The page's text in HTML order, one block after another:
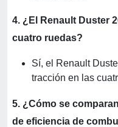
4. ¿El Renault Duster
cuatro ruedas?
Sí, el Renault
tracción en las
5. ¿Cómo se
de eficiencia de